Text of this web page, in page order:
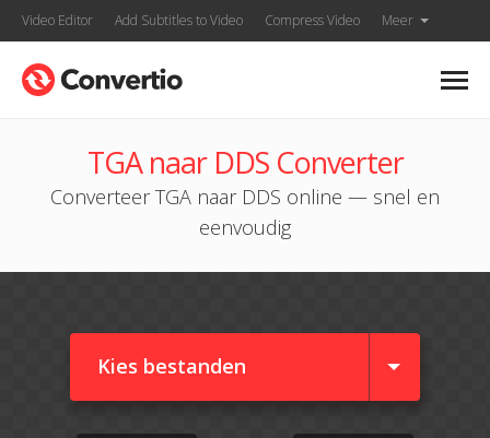
Video Editor Add Subtitles to Video Compress Video Meer
TGA naar DDS Converter
Converteer TGA naar DDS online — snel en
eenvoudig
Kies bestanden